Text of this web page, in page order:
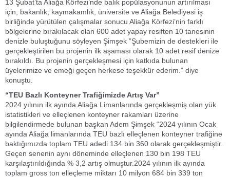
13 Şubat’ta Aliağa Körfezi’nde balık popülasyonunun artırılması
için; bakanlık, kaymakamlık, üniversite ve Aliağa Belediyesi iş
birliğinde yürütülen çalışmalar sonucu Aliağa Körfezi’nin farklı
bölgelerine bırakılacak olan 600 adet yapay resiften 10 tanesinin
denizle buluştuğunu söyleyen Şimşek ”Şubemizin de destekleri ile
gerçekleştirilen bu projenin ilk aşaması olarak 10 adet resif denize
bırakıldı. Bu projenin gerçekleşmesi için katkıda bulunan
üyelerimize ve emeği geçen herkese teşekkür ederim.” diye
konuştu.
“TEU Bazlı Konteyner Trafiğimizde Artış Var”
2024 yılının ilk ayında Aliağa Limanlarında gerçekleşmiş olan yük
istatistikleri ve elleçlenen konteyner rakamları üzerine
bilgilendirmede bulunan başkan Adem Şimşek “2024 yılının Ocak
ayında Aliağa limanlarında TEU bazlı elleçlenen konteyner trafiğine
baktığımızda toplam TEU adedi 134 bin 360 olarak gerçekleşmiştir.
Geçen senenin aynı döneminde elleçlenen 130 bin 198 TEU
karşılaştırıldığında % 3,2 artış olmuştur.2024 yılının ilk ayında
toplam gross ton elleçleme miktarı 10 milyon 684 bin 339 ton